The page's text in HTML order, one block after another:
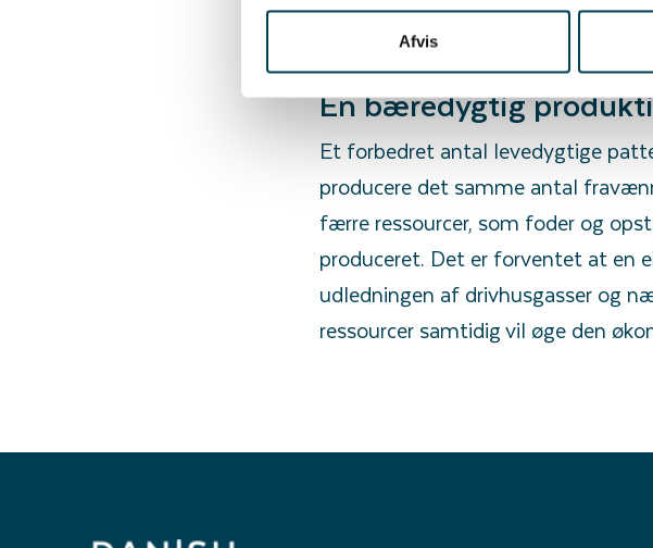
Afvis
forventet til at ville sikre et
opformerings- og
En bæredygtig
Et forbedret antal levedygtige
producere det samme antal
færre ressourcer, som foder og
produceret. Det er forventet at en
udledningen af drivhusgasser og
ressourcer samtidig vil øge den